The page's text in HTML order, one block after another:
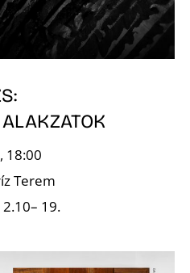
18:00
Terem
19.